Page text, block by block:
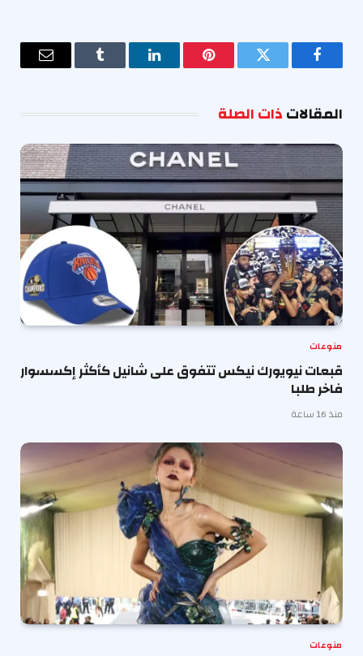
فيسبوك تويتر بينتيريستلينكدإن Tumblr
البريد
المقالاتذات الصلة
منوعات
قبعات نيويورك نيكس تتفوق على شانيل كأكثر إكسسوار
فاخر طلبا
منذ 16 ساعة
منوعات